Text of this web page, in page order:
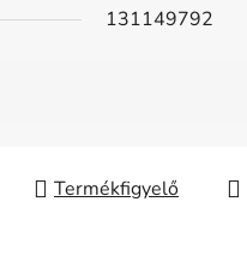
131149792